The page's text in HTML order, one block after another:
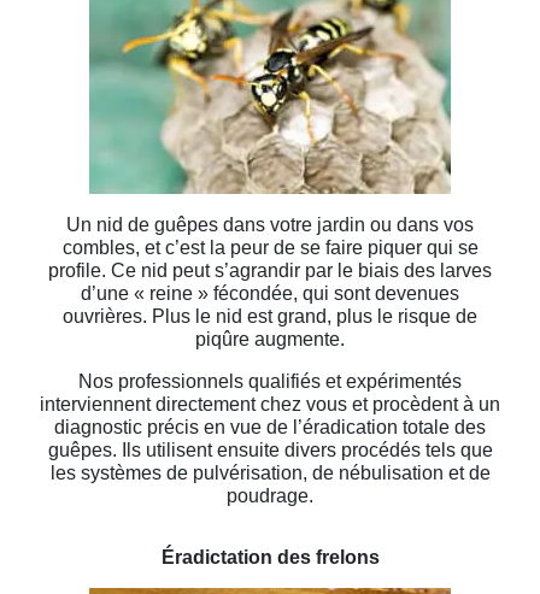
Un nid de guêpes dans votre jardin ou dans vos
combles, et c’est la peur de se faire piquer qui se
profile. Ce nid peut s’agrandir par le biais des larves
d’une « reine » fécondée, qui sont devenues
ouvrières. Plus le nid est grand, plus le risque de
piqûre augmente.
Nos professionnels qualifiés et expérimentés
interviennent directement chez vous et procèdent à un
diagnostic précis en vue de l’éradication totale des
guêpes. Ils utilisent ensuite divers procédés tels que
les systèmes de pulvérisation, de nébulisation et de
poudrage.
Éradictation des frelons